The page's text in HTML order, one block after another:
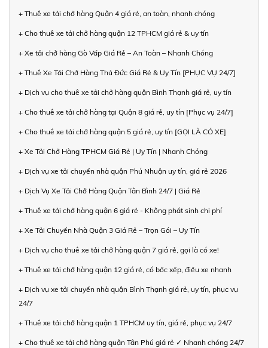
+ Thuê xe tải chở hàng Quận 4 giá rẻ, an toàn, nhanh chóng
+ Cho thuê xe tải chở hàng quận 12 TPHCM giá rẻ & uy tín
+ Xe tải chở hàng Gò Vấp Giá Rẻ – An Toàn – Nhanh Chóng
+ Thuê Xe Tải Chở Hàng Thủ Đức Giá Rẻ & Uy Tín [PHỤC VỤ 24/7]
+ Dịch vụ cho thuê xe tải chở hàng quận Bình Thạnh giá rẻ, uy tín
+ Cho thuê xe tải chở hàng tại Quận 8 giá rẻ, uy tín [Phục vụ 24/7]
+ Cho thuê xe tải chở hàng quận 5 giá rẻ, uy tín [GỌI LÀ CÓ XE]
+ Xe Tải Chở Hàng TPHCM Giá Rẻ | Uy Tín | Nhanh Chóng
+ Dịch vụ xe tải chuyển nhà quận Phú Nhuận uy tín, giá rẻ 2026
+ Dịch Vụ Xe Tải Chở Hàng Quận Tân Bình 24/7 | Giá Rẻ
+ Thuê xe tải chở hàng quận 6 giá rẻ - Không phát sinh chi phí
+ Xe Tải Chuyển Nhà Quận 3 Giá Rẻ – Trọn Gói – Uy Tín
+ Dịch vụ cho thuê xe tải chở hàng quận 7 giá rẻ, gọi là có xe!
+ Thuê xe tải chở hàng quận 12 giá rẻ, có bốc xếp, điều xe nhanh
+ Dịch vụ xe tải chuyển nhà quận Bình Thạnh giá rẻ, uy tín, phục vụ
24/7
+ Thuê xe tải chở hàng quận 1 TPHCM uy tín, giá rẻ, phục vụ 24/7
+ Cho thuê xe tải chở hàng quận Tân Phú giá rẻ ✓ Nhanh chóng 24/7